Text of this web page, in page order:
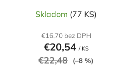
Skladom (77 KS)
€16,70 bez DPH
€20,54 / KS
€22,48 (–8 %)